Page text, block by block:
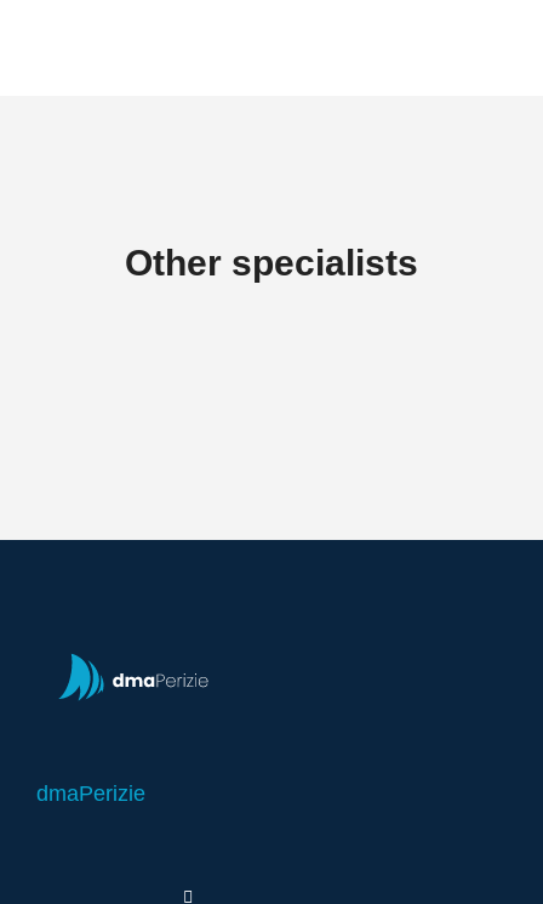
Other specialists
dmaPerizie